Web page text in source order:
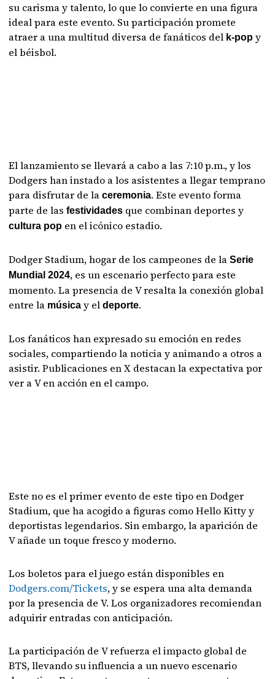
su carisma y talento, lo que lo convierte en una figura
ideal para este evento. Su participación promete
atraer a una multitud diversa de fanáticos del k-pop y
el béisbol.
El lanzamiento se llevará a cabo a las 7:10 p.m., y los
Dodgers han instado a los asistentes a llegar temprano
para disfrutar de laceremonia. Este evento forma
parte de lasfestividades que combinan deportes y
cultura pop en el icónico estadio.
Dodger Stadium, hogar de los campeones de laSerie
Mundial 2024, es un escenario perfecto para este
momento. La presencia de V resalta la conexión global
entre la músicay eldeporte.
Los fanáticos han expresado su emoción en redes
sociales, compartiendo la noticia y animando a otros a
asistir. Publicaciones en X destacan la expectativa por
ver a V en acción en el campo.
Este no es el primer evento de este tipo en Dodger
Stadium, que ha acogido a figuras como Hello Kitty y
deportistas legendarios. Sin embargo, la aparición de
V añade un toque fresco y moderno.
Los boletos para el juego están disponibles en
Dodgers.com/Tickets, y se espera una alta demanda
por la presencia de V. Los organizadores recomiendan
adquirir entradas con anticipación.
La participación de V refuerza el impacto global de
BTS, llevando su influencia a un nuevo escenario